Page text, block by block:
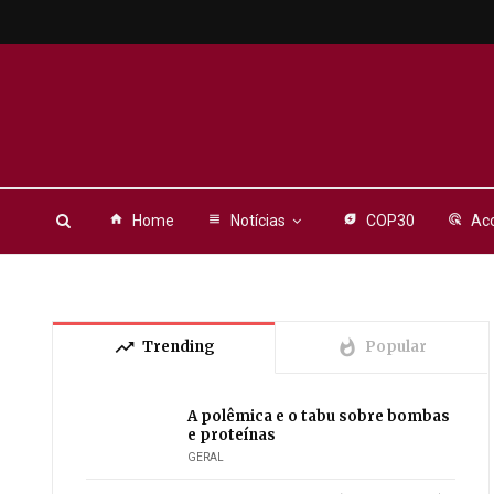
home Home view_headline Notícias energy_savings_leaf COP30 ads_click
trending_up Trending whatshot Popular
A polêmica e o tabu sobre bombas
e proteínas
GERAL